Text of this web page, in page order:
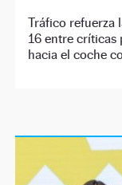
Tráfico refuerza
16 entre críticas
hacia el coche